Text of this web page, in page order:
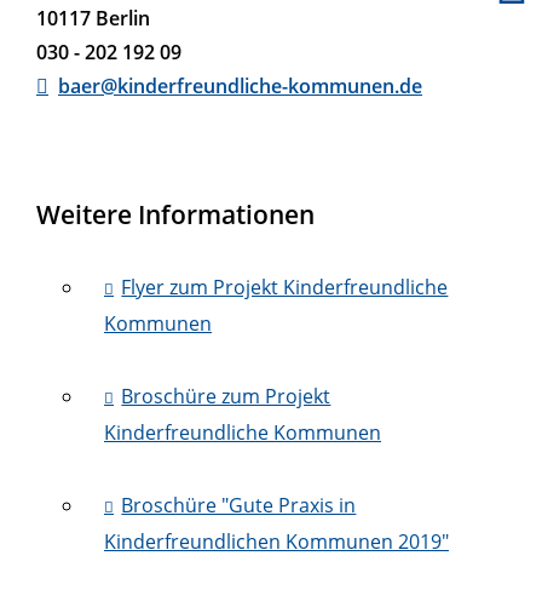
10117 Berlin
030 - 202 192 09
baer@kinderfreundliche-kommunen.de
Weitere Informationen
Flyer zum Projekt Kinderfreundliche
Kommunen
Broschüre zum Projekt
Kinderfreundliche Kommunen
Broschüre "Gute Praxis in
Kinderfreundlichen Kommunen 2019"